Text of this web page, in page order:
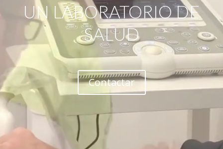
UN LABORATORIO DE
SALUD
Contactar